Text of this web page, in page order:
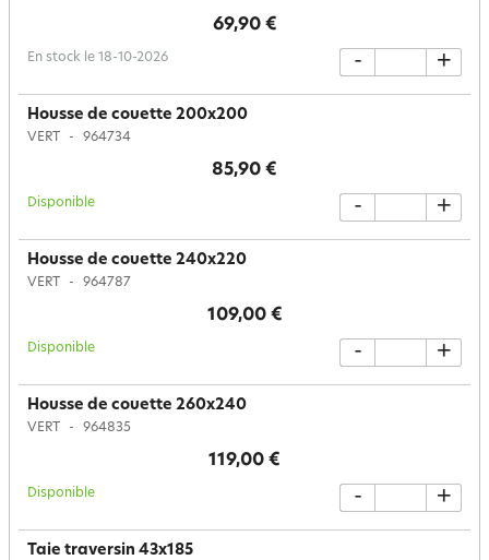
69,90 €
En stock le 18-10-2026 - +
Housse de couette 200x200
VERT 964734
85,90 €
Disponible - +
Housse de couette 240x220
VERT 964787
109,00 €
Disponible - +
Housse de couette 260x240
VERT 964835
119,00 €
Disponible - +
Taie traversin 43x185